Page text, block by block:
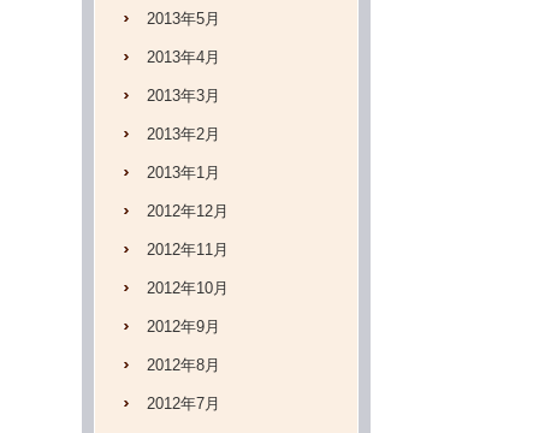
2013年5月
2013年4月
2013年3月
2013年2月
2013年1月
2012年12月
2012年11月
2012年10月
2012年9月
2012年8月
2012年7月